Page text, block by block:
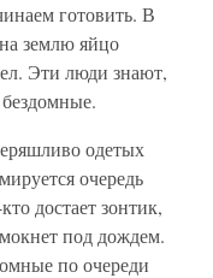
готовить. В
землю яйцо
Эти люди знают,
одетых
очередь
достает зонтик,
под дождем.
по очереди